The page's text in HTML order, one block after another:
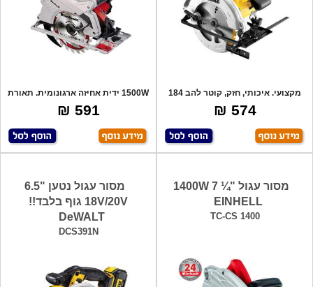
מקצועי. איכותי, חזק, קוטר להב 184
מ"מ.
574 ₪
1500W ידית אחיזה ארגונומית. תאורת
לד חזק
591 ₪
מסור עגול "¼ 7 1400W
EINHELL
TC-CS 1400
מסור עגול נטען "6.5
18V/20V גוף בלבד!!
DeWALT
DCS391N